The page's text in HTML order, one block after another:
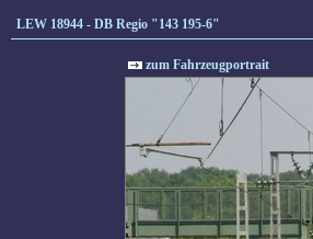
LEW 18944 - DB Regio "143 195-6"
zum Fahrzeugportrait